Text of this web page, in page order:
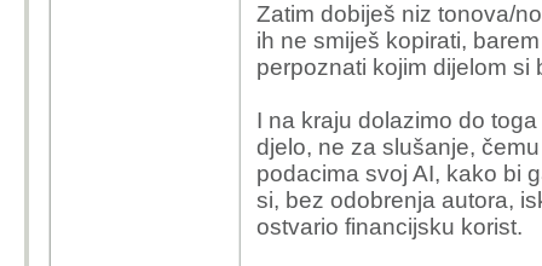
Zatim dobiješ niz tonova/
ih ne smiješ kopirati,
perpoznati kojim dijelom si
I na kraju dolazimo do
djelo, ne za slušanje,
podacima svoj AI, kako bi
si, bez odobrenja autora,
ostvario financijsku korist.